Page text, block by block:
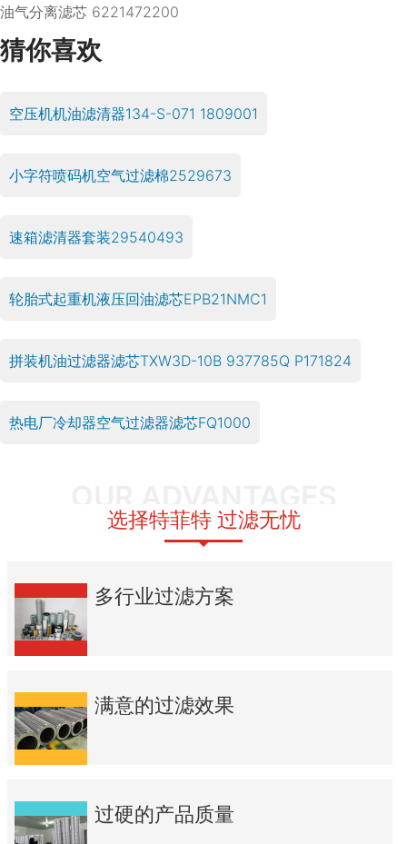
油气分离滤芯 6221472200
猜你喜欢
空压机机油滤清器134-S-071 1809001
小字符喷码机空气过滤棉2529673
速箱滤清器套装29540493
轮胎式起重机液压回油滤芯EPB21NMC1
拼装机油过滤器滤芯TXW3D-10B 937785Q P171824
热电厂冷却器空气过滤器滤芯FQ1000
选择特菲特 过滤无忧
多行业过滤方案
满意的过滤效果
过硬的产品质量